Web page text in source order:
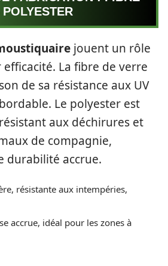
jouent un rôle
La fibre de verre
de sa résistance aux UV
Le polyester est
aux déchirures et
de compagnie,
durabilité accrue.
résistante aux intempéries,
accrue, idéal pour les zones à